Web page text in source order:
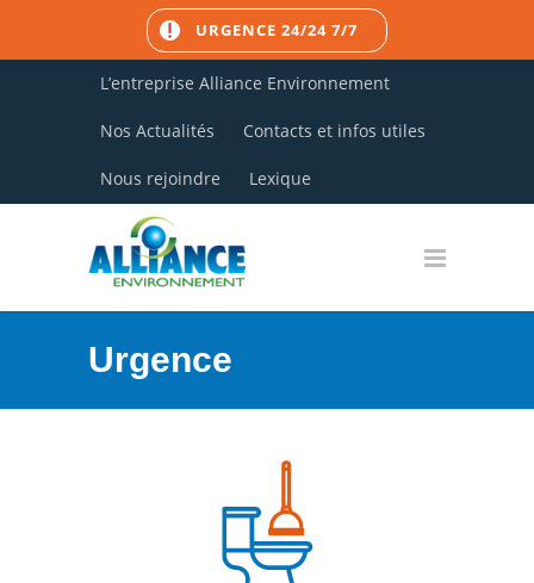
L’entreprise Alliance Environnement
Nos Actualités Contacts et infos utiles
Nous rejoindre Lexique
Urgence
URGENCE 24/24 7/7